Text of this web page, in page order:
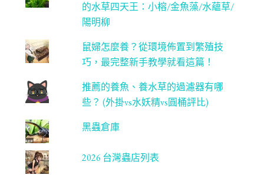
n
ne
l
的水草四天王：小榕/金魚藻/水蘊草/
陽明柳
鼠婦怎麼養？從環境佈置到繁殖技
巧，最完整新手教學就看這篇！
推薦的養魚、養水草的過濾器有哪
些？ (外掛vs水妖精vs圓桶評比)
黑蟲倉庫
2026 台灣蟲店列表